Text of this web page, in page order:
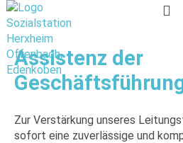
Zum
Inhalt
springen
Assistenz der
Zur Verstärkung unseres
sofort eine zuverlässige und